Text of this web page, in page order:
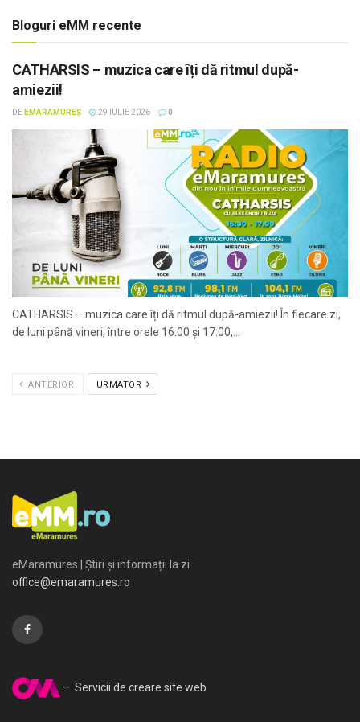
Bloguri eMM recente
CATHARSIS – muzica care îți dă ritmul după-
amiezii!
DE EMARAMUREȘ 29 IULIE 2026 0
CATHARSIS – muzica care îți dă ritmul după-amiezii! În fiecare zi,
de luni până vineri, între orele 16:00 și 17:00,...
ANTERIOR URMATOR
eMaramures | Știri și informații la zi
office@emaramures.ro
– Servicii de creare site web